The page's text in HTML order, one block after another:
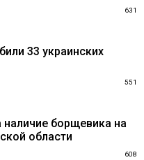
631
33 украинских
551
борщевика на
области
608